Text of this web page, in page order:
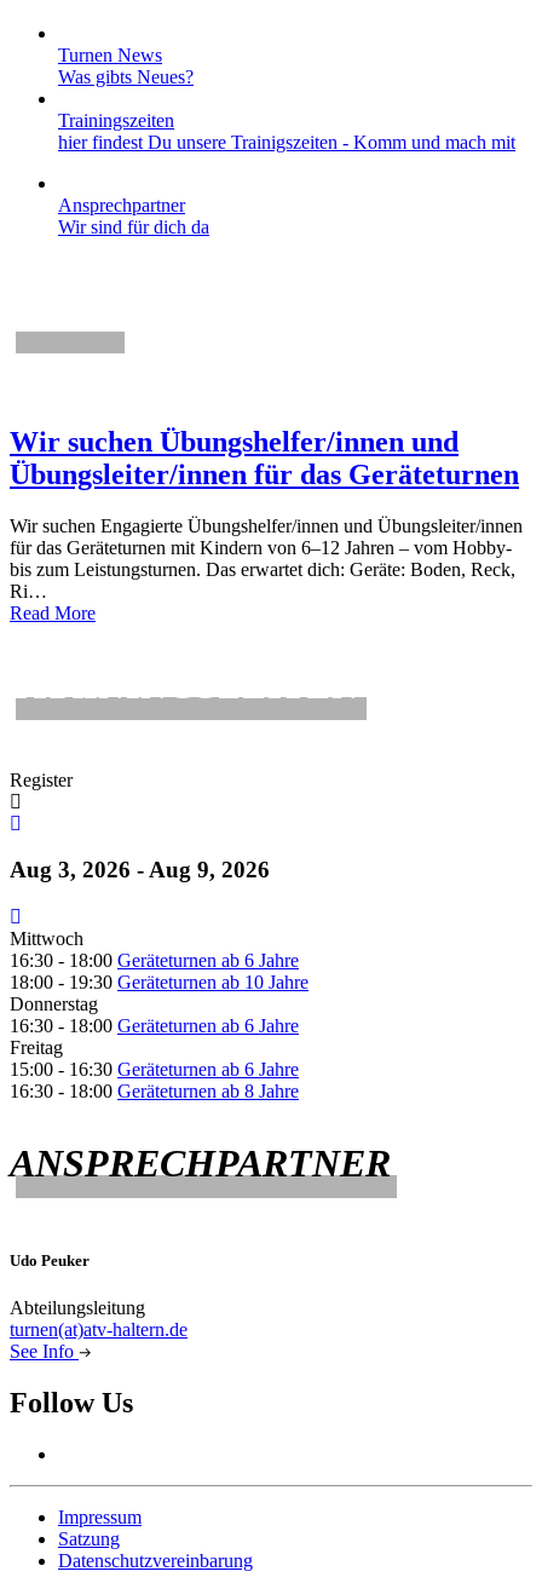
Turnen News
Was gibts Neues?
Trainingszeiten
hier findest Du unsere Trainigszeiten - Komm und mach mit
Ansprechpartner
Wir sind für dich da
Wir suchen Übungshelfer/innen und
Übungsleiter/innen für das Geräteturnen
Wir suchen Engagierte Übungshelfer/innen und Übungsleiter/innen
für das Geräteturnen mit Kindern von 6–12 Jahren – vom Hobby-
bis zum Leistungsturnen. Das erwartet dich: Geräte: Boden, Reck,
Ri…
Read More
Register
Aug 3, 2026 - Aug 9, 2026
Mittwoch
16:30 - 18:00 Geräteturnen ab 6 Jahre
18:00 - 19:30 Geräteturnen ab 10 Jahre
Donnerstag
16:30 - 18:00 Geräteturnen ab 6 Jahre
Freitag
15:00 - 16:30 Geräteturnen ab 6 Jahre
16:30 - 18:00 Geräteturnen ab 8 Jahre
ANSPRECHPARTNER
Udo Peuker
Abteilungsleitung
turnen(at)atv-haltern.de
See Info
Follow Us
Impressum
Satzung
Datenschutzvereinbarung